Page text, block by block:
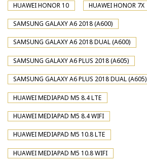
HUAWEI HONOR 10 HUAWEI HONOR 7X
SAMSUNG GALAXY A6 2018 (A600)
SAMSUNG GALAXY A6 2018 DUAL (A600)
SAMSUNG GALAXY A6 PLUS 2018 (A605)
SAMSUNG GALAXY A6 PLUS 2018 DUAL (A605)
HUAWEI MEDIAPAD M5 8.4 LTE
HUAWEI MEDIAPAD M5 8.4 WIFI
HUAWEI MEDIAPAD M5 10.8 LTE
HUAWEI MEDIAPAD M5 10.8 WIFI